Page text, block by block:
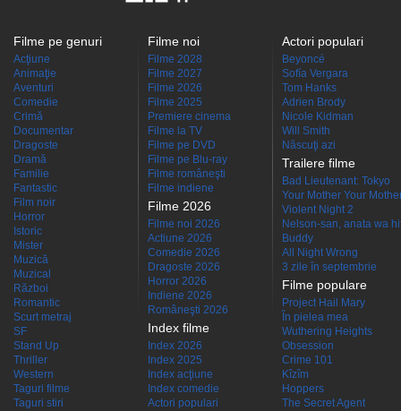
Filme pe genuri
Acţiune
Animaţie
Aventuri
Comedie
Crimă
Documentar
Dragoste
Dramă
Familie
Fantastic
Film noir
Horror
Istoric
Mister
Muzică
Muzical
Război
Romantic
Scurt metraj
SF
Stand Up
Thriller
Western
Taguri filme
Taguri stiri
Filme noi
Filme 2028
Filme 2027
Filme 2026
Filme 2025
Premiere cinema
Filme la TV
Filme pe DVD
Filme pe Blu-ray
Filme româneşti
Filme indiene
Filme 2026
Filme noi 2026
Actiune 2026
Comedie 2026
Dragoste 2026
Horror 2026
Indiene 2026
Româneşti 2026
Index filme
Index 2026
Index 2025
Index acţiune
Index comedie
Actori populari
Actori populari
Beyoncé
Sofía Vergara
Tom Hanks
Adrien Brody
Nicole Kidman
Will Smith
Născuţi azi
Trailere filme
Bad Lieutenant: Tokyo
Your Mother Your
Violent Night 2
Nelson-san, anata wa
Buddy
All Night Wrong
3 zile în septembrie
Filme populare
Project Hail Mary
În pielea mea
Wuthering Heights
Obsession
Crime 101
Kîzîm
Hoppers
The Secret Agent